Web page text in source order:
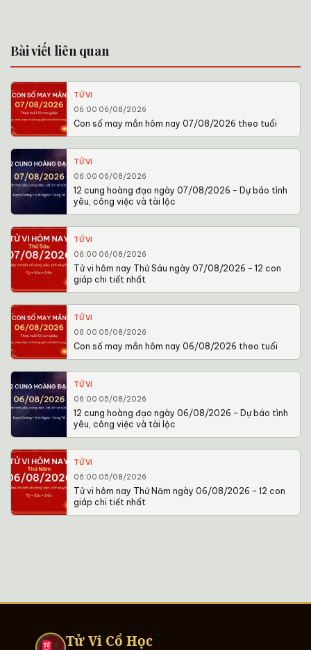
Bài viết liên quan
TỬ VI
06:00 06/08/2026
Con số may mắn hôm nay 07/08/2026 theo tuổi
TỬ VI
06:00 06/08/2026
12 cung hoàng đạo ngày 07/08/2026 – Dự báo tình
yêu, công việc và tài lộc
TỬ VI
06:00 06/08/2026
Tử vi hôm nay Thứ Sáu ngày 07/08/2026 – 12 con
giáp chi tiết nhất
TỬ VI
06:00 05/08/2026
Con số may mắn hôm nay 06/08/2026 theo tuổi
TỬ VI
06:00 05/08/2026
12 cung hoàng đạo ngày 06/08/2026 – Dự báo tình
yêu, công việc và tài lộc
TỬ VI
06:00 05/08/2026
Tử vi hôm nay Thứ Năm ngày 06/08/2026 – 12 con
giáp chi tiết nhất
Tử Vi Cổ Học